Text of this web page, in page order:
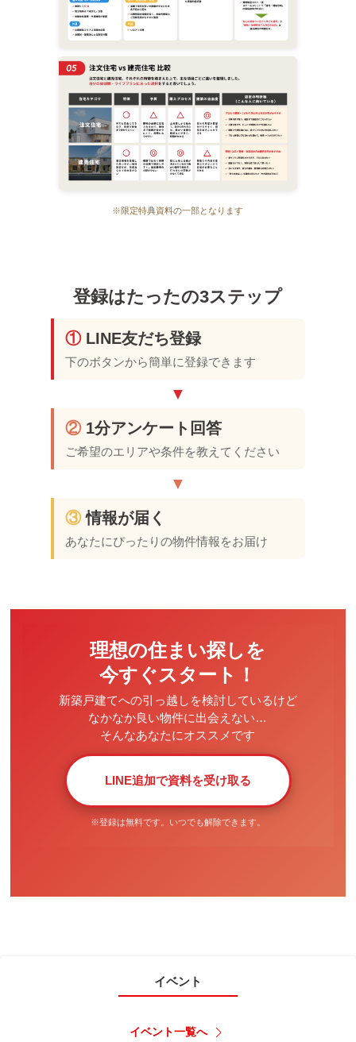
イベント
イベント一覧へ
※限定特典資料の一部となります
登録はたったの3ステップ
①LINE友だち登録
下のボタンから簡単に登録できます
▼
②1分アンケート回答
ご希望のエリアや条件を教えてください
▼
③情報が届く
あなたにぴったりの物件情報をお届け
理想の住まい探しを
今すぐスタート！
新築戸建てへの引っ越しを検討しているけど
なかなか良い物件に出会えない…
そんなあなたにオススメです
LINE追加で資料を受け取る
※登録は無料です。いつでも解除できます。